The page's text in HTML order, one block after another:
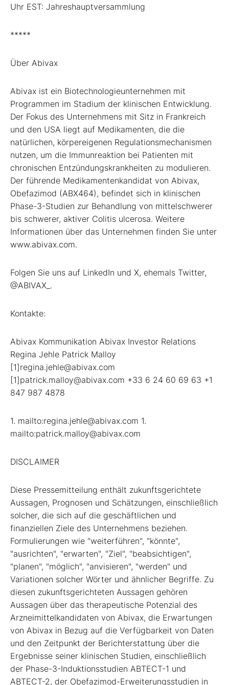
Uhr EST: Jahreshauptversammlung
*****
Über Abivax
Abivax ist ein Biotechnologieunternehmen mit
Programmen im Stadium der klinischen Entwicklung.
Der Fokus des Unternehmens mit Sitz in Frankreich
und den USA liegt auf Medikamenten, die die
natürlichen, körpereigenen Regulationsmechanismen
nutzen, um die Immunreaktion bei Patienten mit
chronischen Entzündungskrankheiten zu modulieren.
Der führende Medikamentenkandidat von Abivax,
Obefazimod (ABX464), befindet sich in klinischen
Phase-3-Studien zur Behandlung von mittelschwerer
bis schwerer, aktiver Colitis ulcerosa. Weitere
Informationen über das Unternehmen finden Sie unter
www.abivax.com.
Folgen Sie uns auf LinkedIn und X, ehemals Twitter,
@ABIVAX_.
Kontakte:
Abivax Kommunikation Abivax Investor Relations
Regina Jehle Patrick Malloy
[1]regina.jehle@abivax.com
[1]patrick.malloy@abivax.com +33 6 24 60 69 63 +1
847 987 4878
1. mailto:regina.jehle@abivax.com 1.
mailto:patrick.malloy@abivax.com
DISCLAIMER
Diese Pressemitteilung enthält zukunftsgerichtete
Aussagen, Prognosen und Schätzungen, einschließlich
solcher, die sich auf die geschäftlichen und
finanziellen Ziele des Unternehmens beziehen.
Formulierungen wie "weiterführen", "könnte",
"ausrichten", "erwarten", "Ziel", "beabsichtigen",
"planen", "möglich", "anvisieren", "werden" und
Variationen solcher Wörter und ähnlicher Begriffe. Zu
diesen zukunftsgerichteten Aussagen gehören
Aussagen über das therapeutische Potenzial des
Arzneimittelkandidaten von Abivax, die Erwartungen
von Abivax in Bezug auf die Verfügbarkeit von Daten
und den Zeitpunkt der Berichterstattung über die
Ergebnisse seiner klinischen Studien, einschließlich
der Phase-3-Induktionsstudien ABTECT-1 und
ABTECT-2, der Obefazimod-Erweiterungsstudien in